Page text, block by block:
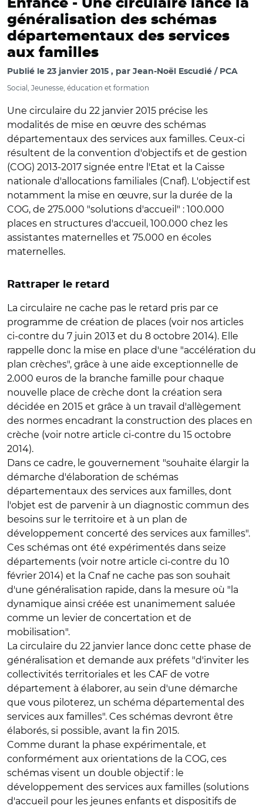
Enfance - Une circulaire lance la
généralisation des schémas
départementaux des services
aux familles
Publié le 23 janvier 2015 par Jean-Noël Escudié / PCA
Social, Jeunesse, éducation et formation
Une circulaire du 22 janvier 2015 précise les
modalités de mise en œuvre des schémas
départementaux des services aux familles. Ceux-ci
résultent de la convention d'objectifs et de gestion
(COG) 2013-2017 signée entre l'Etat et la Caisse
nationale d'allocations familiales (Cnaf). L'objectif est
notamment la mise en œuvre, sur la durée de la
COG, de 275.000 "solutions d'accueil" : 100.000
places en structures d'accueil, 100.000 chez les
assistantes maternelles et 75.000 en écoles
maternelles.
Rattraper le retard
La circulaire ne cache pas le retard pris par ce
programme de création de places (voir nos articles
ci-contre du 7 juin 2013 et du 8 octobre 2014). Elle
rappelle donc la mise en place d'une "accélération du
plan crèches", grâce à une aide exceptionnelle de
2.000 euros de la branche famille pour chaque
nouvelle place de crèche dont la création sera
décidée en 2015 et grâce à un travail d'allègement
des normes encadrant la construction des places en
crèche (voir notre article ci-contre du 15 octobre
2014).
Dans ce cadre, le gouvernement "souhaite élargir la
démarche d'élaboration de schémas
départementaux des services aux familles, dont
l'objet est de parvenir à un diagnostic commun des
besoins sur le territoire et à un plan de
développement concerté des services aux familles".
Ces schémas ont été expérimentés dans seize
départements (voir notre article ci-contre du 10
février 2014) et la Cnaf ne cache pas son souhait
d'une généralisation rapide, dans la mesure où "la
dynamique ainsi créée est unanimement saluée
comme un levier de concertation et de
mobilisation".
La circulaire du 22 janvier lance donc cette phase de
généralisation et demande aux préfets "d'inviter les
collectivités territoriales et les CAF de votre
département à élaborer, au sein d'une démarche
que vous piloterez, un schéma départemental des
services aux familles". Ces schémas devront être
élaborés, si possible, avant la fin 2015.
Comme durant la phase expérimentale, et
conformément aux orientations de la COG, ces
schémas visent un double objectif : le
développement des services aux familles (solutions
d'accueil pour les jeunes enfants et dispositifs de